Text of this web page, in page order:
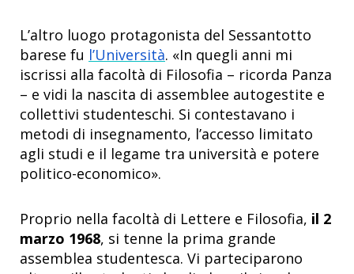
L’altro luogo protagonista del Sessantotto
barese fu l’Università. «In quegli anni mi
iscrissi alla facoltà di Filosofia – ricorda Panza
– e vidi la nascita di assemblee autogestite e
collettivi studenteschi. Si contestavano i
metodi di insegnamento, l’accesso limitato
agli studi e il legame tra università e potere
politico-economico».
Proprio nella facoltà di Lettere e Filosofia, il 2
marzo 1968, si tenne la prima grande
assemblea studentesca. Vi parteciparono